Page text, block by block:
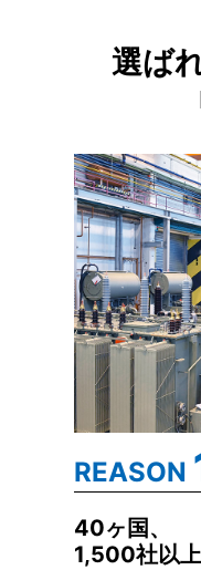
選ば
REASON
40ヶ国、
1,500社以